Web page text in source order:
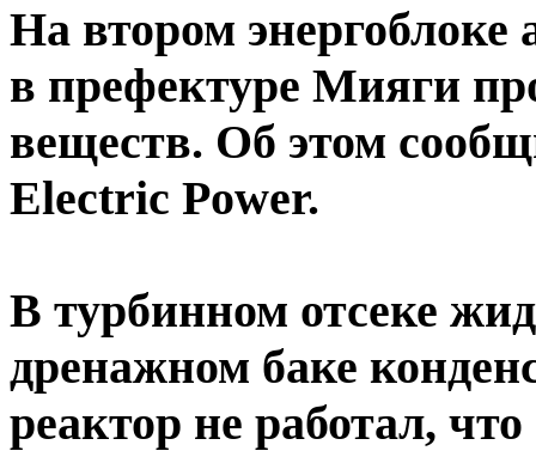
На втором энергоблоке
в префектуре Мияги
веществ. Об этом
Electric Power.
В турбинном отсеке
дренажном баке
реактор не работал,